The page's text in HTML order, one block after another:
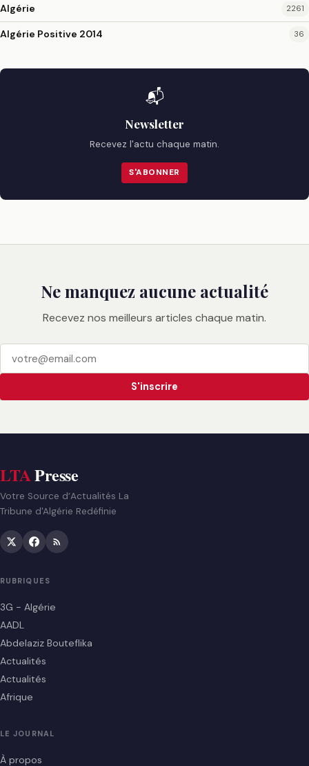
Algérie 2261
Algérie Positive 2014 36
📬
Newsletter
Recevez l'actu chaque matin.
S'ABONNER
Ne manquez aucune actualité
Recevez nos meilleurs articles chaque matin.
S'inscrire
LTAPresse
Votre Source d’Actualités La
Tribune d'Algérie Redéfinie
RUBRIQUES
3G - Algérie
AADL
Abdelaziz Bouteflika
Actualités
Actualités
Afrique
LE JOURNAL
À propos